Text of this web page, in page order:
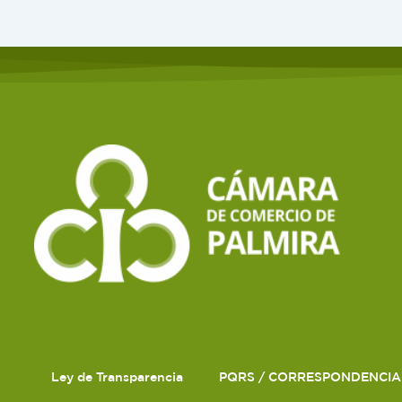
Ley de Transparencia PQRS / CORRESPONDENCIA